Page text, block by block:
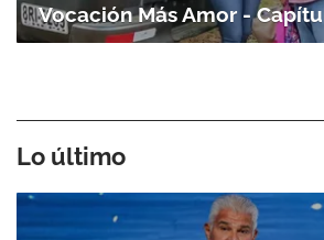
Vocación Más Amor -
Lo último